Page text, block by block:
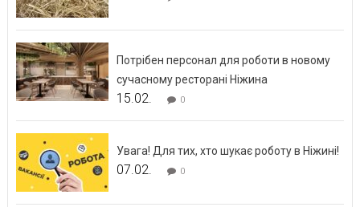
Потрібен персонал для роботи в новому
сучасному ресторані Ніжина
15.02. 0
Увага! Для тих, хто шукає роботу в Ніжині!
07.02. 0